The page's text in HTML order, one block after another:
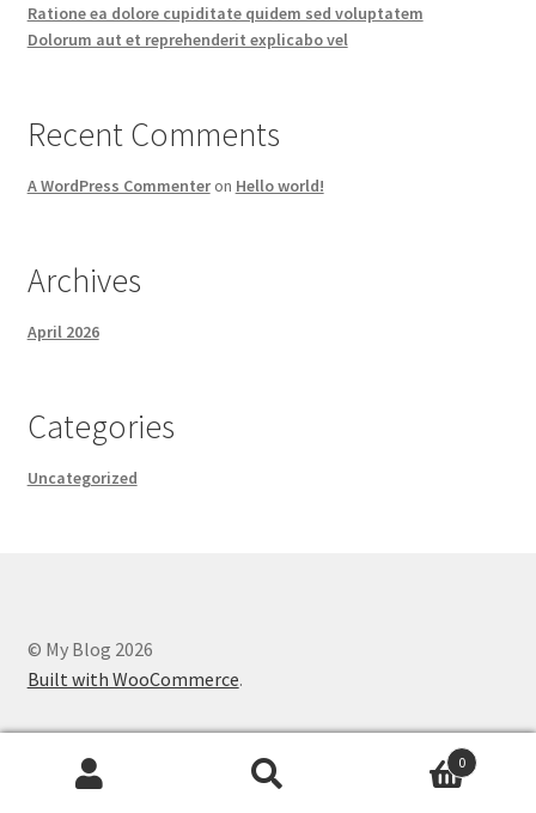
Ratione ea dolore cupiditate quidem sed voluptatem
Dolorum aut et reprehenderit explicabo vel
Recent Comments
A WordPress Commenteron Hello world!
Archives
April 2026
Categories
Uncategorized
© My Blog 2026
Built with WooCommerce.
0